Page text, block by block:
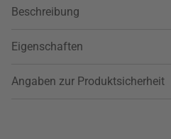
Beschreibung
Eigenschaften
Angaben zur Produktsicherheit